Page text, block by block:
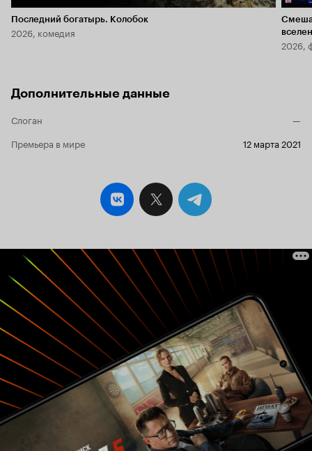
Последний богатырь. Колобок
2026, комедия
2026,
Дополнительные данные
Слоган
—
Премьера в мире
12 марта 2021